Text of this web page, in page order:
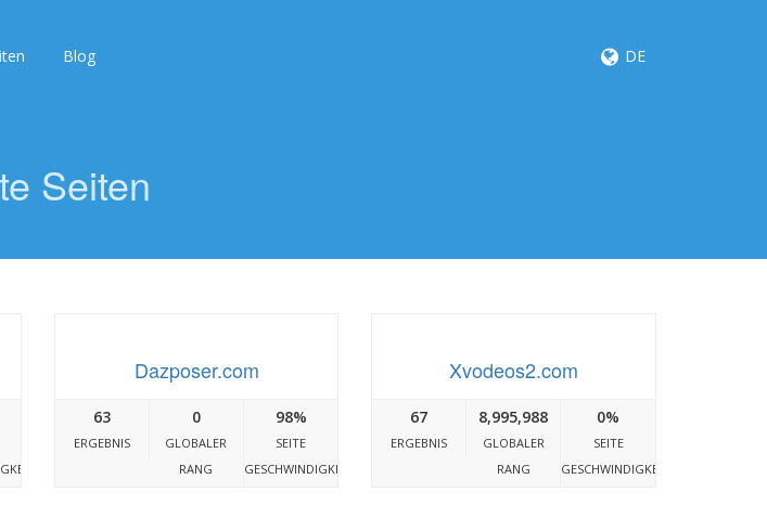
Blog DE
Seiten
Dazposer.com
63
ERGEBNIS
0
GLOBALER
RANG
98%
SEITE
GESCHWINDIGKEIT
Xvodeos2.com
67
ERGEBNIS
8,995,988
GLOBALER
RANG
0%
SEITE
GESCHWINDIGKEIT